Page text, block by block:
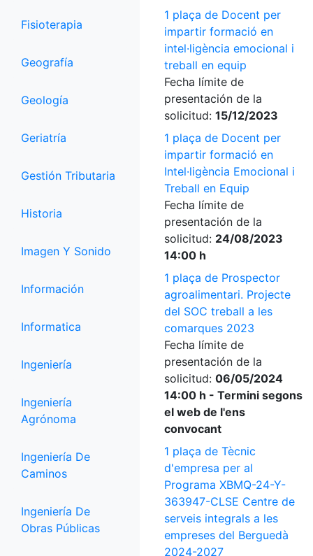
Fisioterapia
Geografía
Geología
Geriatría
Gestión Tributaria
Historia
Imagen Y Sonido
Información
Informatica
Ingeniería
Ingeniería
Agrónoma
Ingeniería De
Caminos
Ingeniería De
Obras Públicas
1 plaça de Docent per
impartir formació en
intel·ligència emocional i
treball en equip
Fecha límite de
presentación de la
solicitud: 15/12/2023
1 plaça de Docent per
impartir formació en
Intel·ligència Emocional i
Treball en Equip
Fecha límite de
presentación de la
solicitud: 24/08/2023
14:00 h
1 plaça de Prospector
agroalimentari. Projecte
del SOC treball a les
comarques 2023
Fecha límite de
presentación de la
solicitud: 06/05/2024
14:00 h - Termini segons
el web de l'ens
convocant
1 plaça de Tècnic
d'empresa per al
Programa XBMQ-24-Y-
363947-CLSE Centre de
serveis integrals a les
empreses del Berguedà
2024-2027